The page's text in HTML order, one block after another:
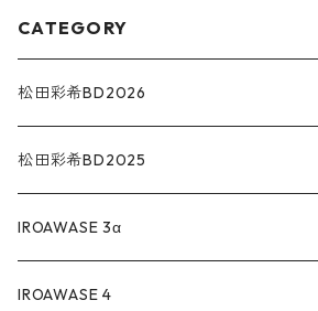
CATEGORY
松田彩希BD2026
松田彩希BD2025
IROAWASE 3α
IROAWASE 4